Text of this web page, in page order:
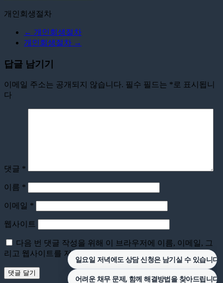
개인회생절차
← 개인회생절차
개인회생절차 →
답글 남기기
이메일 주소는 공개되지 않습니다. 필수 필드는 * 로 표시됩니
다
댓글 *
이름 *
이메일 *
웹사이트
다음 번 댓글 작성을 위해 이 브라우저에 이름, 이메일, 그
리고 웹사이트를 저장합니다.